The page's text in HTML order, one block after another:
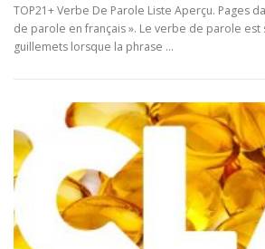
TOP21+ Verbe De Parole Liste Aperçu. Pages
de parole en français ». Le verbe de parole
guillemets lorsque la phrase …